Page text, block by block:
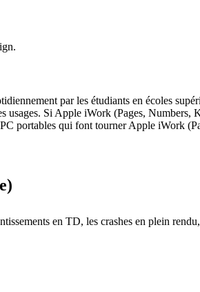
par les étudiants en écoles
Si Apple iWork (Pages, Numbers,
portables qui font tourner Apple iWork
en TD, les crashes en plein